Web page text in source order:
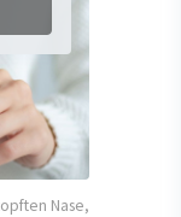
Nase,